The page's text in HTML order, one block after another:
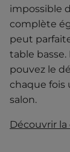
impossible
complète
peut
table
pouvez le
chaque fois
salon.
Découvrir